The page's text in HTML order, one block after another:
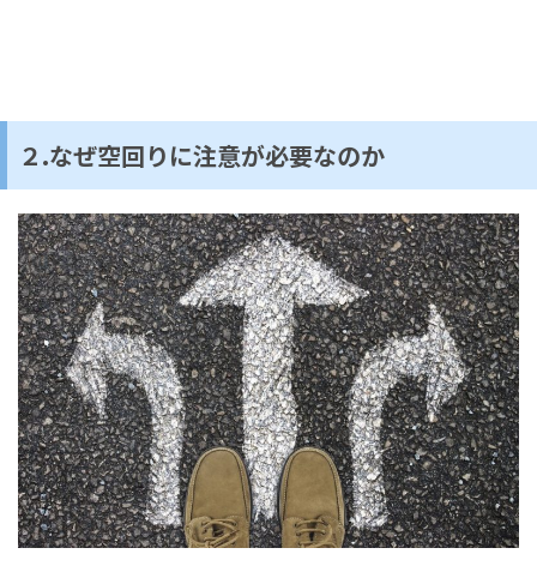
２.なぜ空回りに注意が必要なのか